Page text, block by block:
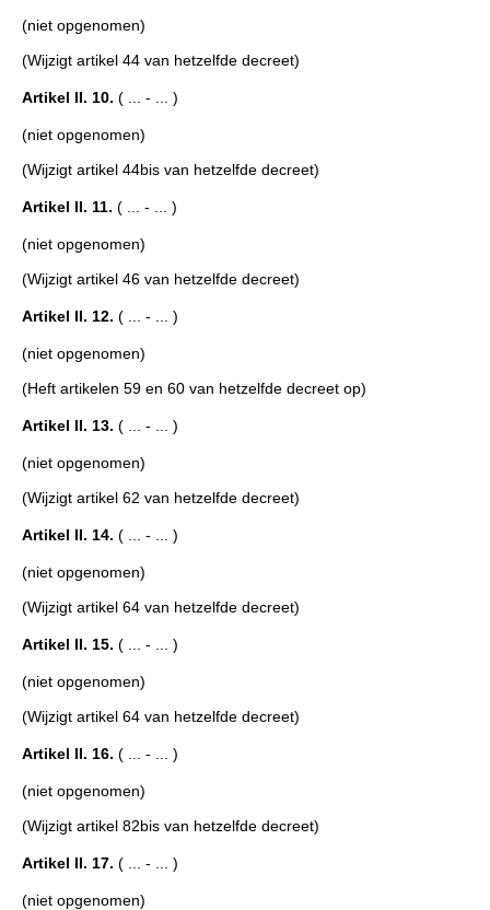
(niet opgenomen)
(Wijzigt artikel 44 van hetzelfde decreet)
Artikel II. 10. ( ... - ... )
(niet opgenomen)
(Wijzigt artikel 44bis van hetzelfde decreet)
Artikel II. 11. ( ... - ... )
(niet opgenomen)
(Wijzigt artikel 46 van hetzelfde decreet)
Artikel II. 12. ( ... - ... )
(niet opgenomen)
(Heft artikelen 59 en 60 van hetzelfde decreet op)
Artikel II. 13. ( ... - ... )
(niet opgenomen)
(Wijzigt artikel 62 van hetzelfde decreet)
Artikel II. 14. ( ... - ... )
(niet opgenomen)
(Wijzigt artikel 64 van hetzelfde decreet)
Artikel II. 15. ( ... - ... )
(niet opgenomen)
(Wijzigt artikel 64 van hetzelfde decreet)
Artikel II. 16. ( ... - ... )
(niet opgenomen)
(Wijzigt artikel 82bis van hetzelfde decreet)
Artikel II. 17. ( ... - ... )
(niet opgenomen)